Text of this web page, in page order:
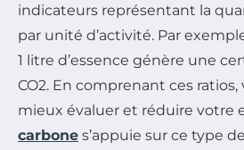
indicateurs représentant la
par unité d’activité. Par
1 litre d’essence génère une
CO2. En comprenant ces
mieux évaluer et réduire votre
carbone s’appuie sur ce type